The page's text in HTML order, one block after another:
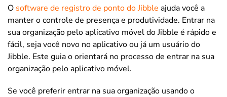
O software de registro de ponto do Jibble ajuda você a
manter o controle de presença e produtividade. Entrar na
sua organização pelo aplicativo móvel do Jibble é rápido e
fácil, seja você novo no aplicativo ou já um usuário do
Jibble. Este guia o orientará no processo de entrar na sua
organização pelo aplicativo móvel.
Se você preferir entrar na sua organização usando o